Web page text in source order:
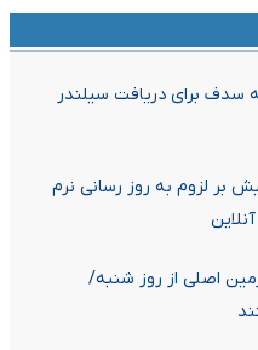
سدف برای دریافت سیلندر
بر لزوم به روز رسانی نرم
اصلی از روز شنبه/